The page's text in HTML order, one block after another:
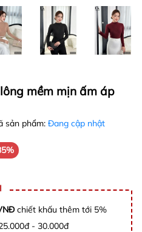
mềm mịn ấm áp
sản phẩm: Đang cập nhật
chiết khấu thêm tới 5%
- 30.000đ